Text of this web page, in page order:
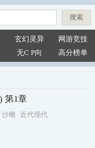
搜索
玄幻灵异
网游竞技
无C P向 高分榜单
第1章
沙雕 近代现代